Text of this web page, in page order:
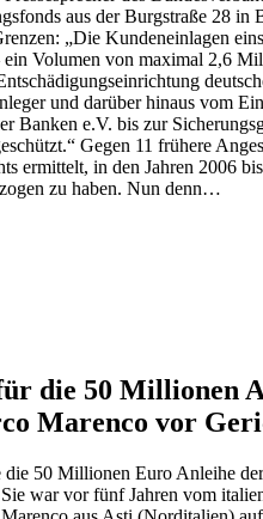
aus der Burgstraße 28 in
„Die Kundeneinlagen
ein Volumen von maximal 2,6
und darüber hinaus vom
Banken e.V. bis zur
Gegen 11 frühere
ermittelt, in den Jahren 2006
zu haben. Nun denn…
die 50 Millionen
Marenco vor
die 50 Millionen Euro Anleihe
war vor fünf Jahren vom